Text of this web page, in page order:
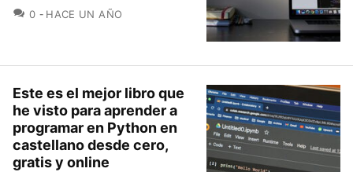
0 COMENTARIOS
HACE UN AÑO
Este es el mejor libro que
he visto para aprender a
programar en Python en
castellano desde cero,
gratis y online